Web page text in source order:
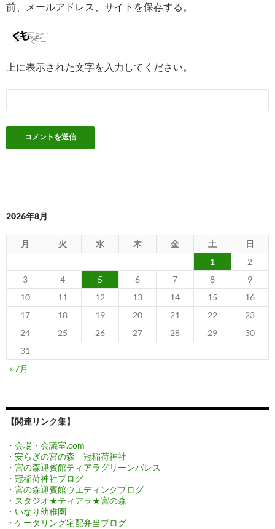
前、メールアドレス、サイトを保存する。
上に表示された文字を入力してください。
2026年8月
月 火 水 木 金 土
日
1
2
3
4 5 6 7 8
9
10
11 12 13 14 15
16
17
18 19 20 21 22
23
24
25 26 27 28 29
30
31
« 7月
【関連リンク集】
・会場・会議室.com
・安らぎの宮の森 冠稲荷神社
・宮の森迎賓館ティアラグリーンパレス
・冠稲荷神社ブログ
・宮の森迎賓館ウエディングブログ
・スタジオ★ティアラ★宮の森
・いなり幼稚園
・ケータリング宅配弁当ブログ